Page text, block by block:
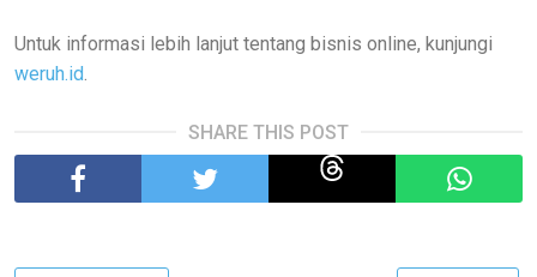
Untuk informasi lebih lanjut tentang bisnis online, kunjungi
weruh.id.
SHARE THIS POST